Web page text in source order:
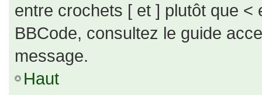
entre crochets [ et ] plutôt que <
BBCode, consultez le guide
message.
Haut